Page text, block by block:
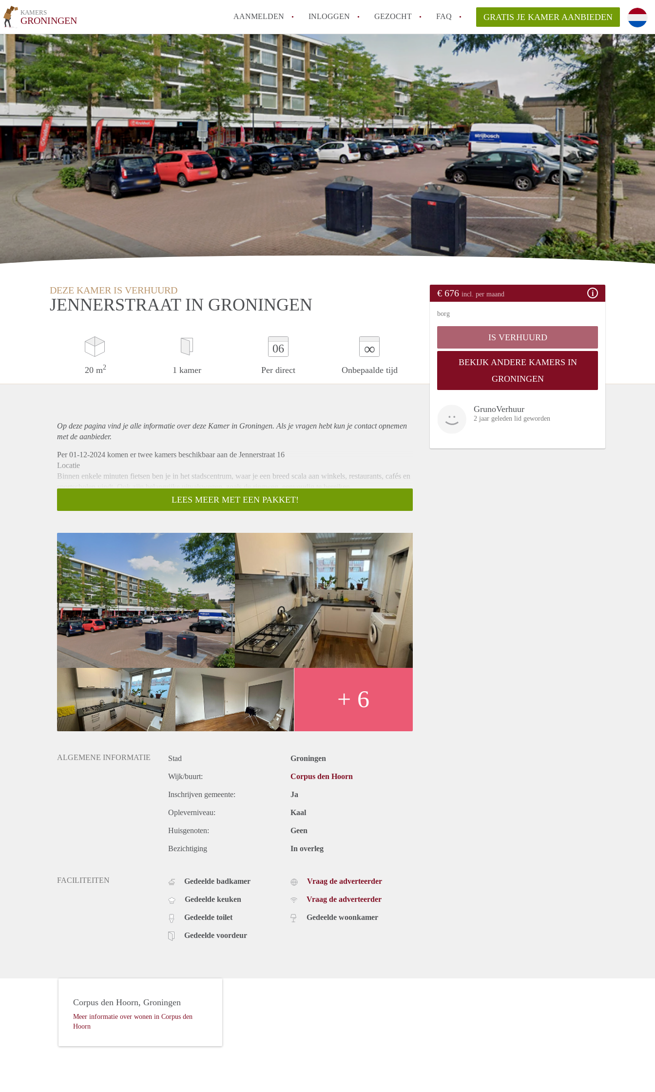
KAMERS
GRONINGEN AANMELDEN INLOGGEN GEZOCHT FAQ
Waar moet je op letten bij een huurcontract?
Waar kun je het best zoeken naar een kamer in Groningen?
Wat kost een studentenkamer in Groningen gemiddeld?
Wanneer moet ik beginnen met zoeken naar een kamer in Groningen?
De populairste studentenwijken in Groningen?
Alle veelgestelde vragen
GRATIS JE KAMER AANBIEDEN
DEZE KAMER IS VERHUURD
JENNERSTRAAT IN GRONINGEN
20 m2 1 kamer
06
Per direct
∞
Onbepaalde tijd
€ 676 incl. per maand
borg
IS VERHUURD
BEKIJK ANDERE KAMERS IN
GRONINGEN
GrunoVerhuur
2 jaar geleden lid geworden
Op deze pagina vind je alle informatie over deze Kamer in Groningen. Als je vragen hebt kun je contact opnemen
met de aanbieder.
Per 01-12-2024 komen er twee kamers beschikbaar aan de Jennerstraat 16
Locatie
Binnen enkele minuten fietsen ben je in het stadscentrum, waar je een breed scala aan winkels, restaurants, cafés en
sportscholen vindt. Ook zijn belangrijke uitvalswegen, zoals de ringweg, eenvoudig te bereiken.
Bij binnenkomst kom je direct in de hal. De gemeenschappelijke keuken is van alle gemakken voorzien. Daarnaast
- De huurprijs voor kamer 1 (foto's 4, 5, & 6) bedraagt €676,37,- per maand inclusief een voorschot van €100 g/w/e
- De huurprijs voor kamer 2 (foto's 7 t/m 11) bedraagt €628,36,- per maand inclusief een voorschot van €100 g/w/e
Vanwege het hoge aantal aanvragen kunnen we niet op iedereen reageren. Wij nodigen doorgaans circa 5
kandidaten uit voor een bezichtiging. We kunnen helaas niet iedereen persoonlijk beantwoorden of uitnodigingen.
LEES MEER MET EEN PAKKET!
+ 6
ALGEMENE INFORMATIE Stad Groningen
Wijk/buurt: Corpus den Hoorn
Inschrijven gemeente: Ja
Opleverniveau: Kaal
Huisgenoten: Geen
Bezichtiging In overleg
FACILITEITEN Gedeelde badkamer
Gedeelde keuken
Gedeelde toilet
Gedeelde voordeur
Vraag de adverteerder
Vraag de adverteerder
Gedeelde woonkamer
Corpus den Hoorn, Groningen
Meer informatie over wonen in Corpus den
Hoorn